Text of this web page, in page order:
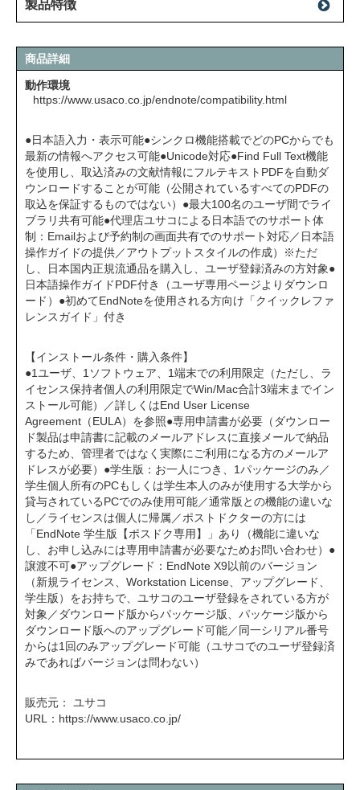
製品特徴
商品詳細
動作環境
https://www.usaco.co.jp/endnote/compatibility.html
●日本語入力・表示可能●シンクロ機能搭載でどのPCからでも
最新の情報へアクセス可能●Unicode対応●Find Full Text機能
を使用し、取込済みの文献情報にフルテキストPDFを自動ダ
ウンロードすることが可能（公開されているすべてのPDFの
取込を保証するものではない）●最大100名のユーザ間でライ
ブラリ共有可能●代理店ユサコによる日本語でのサポート体
制：Emailおよび予約制の画面共有でのサポート対応／日本語
操作ガイドの提供／アウトプットスタイルの作成）※ただ
し、日本国内正規流通品を購入し、ユーザ登録済みの方対象●
日本語操作ガイドPDF付き（ユーザ専用ページよりダウンロ
ード）●初めてEndNoteを使用される方向け「クイックレファ
レンスガイド」付き
【インストール条件・購入条件】
●1ユーザ、1ソフトウェア、1端末での利用限定（ただし、ラ
イセンス保持者個人の利用限定でWin/Mac合計3端末までイン
ストール可能）／詳しくはEnd User License
Agreement（EULA）を参照●専用申請書が必要（ダウンロー
ド製品は申請書に記載のメールアドレスに直接メールで納品
するため、管理者ではなく実際にご利用になる方のメールア
ドレスが必要）●学生版：お一人につき、1パッケージのみ／
学生個人所有のPCもしくは学生本人のみが使用する大学から
貸与されているPCでのみ使用可能／通常版との機能の違いな
し／ライセンスは個人に帰属／ポストドクターの方には
「EndNote 学生版【ポスドク専用】」あり（機能に違いな
し、お申し込みには専用申請書が必要なためお問い合わせ）●
譲渡不可●アップグレード：EndNote X9以前のバージョン
（新規ライセンス、Workstation License、アップグレード、
学生版）をお持ちで、ユサコのユーザ登録をされている方が
対象／ダウンロード版からパッケージ版、パッケージ版から
ダウンロード版へのアップグレード可能／同一シリアル番号
からは1回のみアップグレード可能（ユサコでのユーザ登録済
みであればバージョンは問わない）
販売元： ユサコ
URL： https://www.usaco.co.jp/